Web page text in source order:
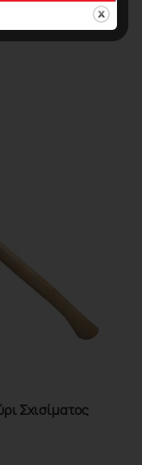
Σχισίματος